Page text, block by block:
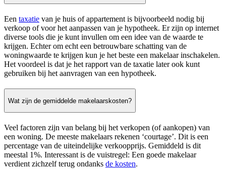
Een taxatie van je huis of appartement is bijvoorbeeld nodig bij
verkoop of voor het aanpassen van je hypotheek. Er zijn op internet
diverse tools die je kunt invullen om een idee van de waarde te
krijgen. Echter om echt een betrouwbare schatting van de
woningwaarde te krijgen kun je het beste een makelaar inschakelen.
Het voordeel is dat je het rapport van de taxatie later ook kunt
gebruiken bij het aanvragen van een hypotheek.
Wat zijn de gemiddelde makelaarskosten?
Veel factoren zijn van belang bij het verkopen (of aankopen) van
een woning. De meeste makelaars rekenen ‘courtage’. Dit is een
percentage van de uiteindelijke verkoopprijs. Gemiddeld is dit
meestal 1%. Interessant is de vuistregel: Een goede makelaar
verdient zichzelf terug ondanks de kosten.